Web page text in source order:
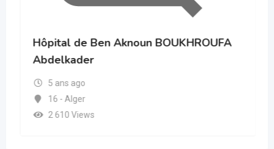
Hôpital de Ben Aknoun BOUKHROUFA
Abdelkader
5 ans ago
16 - Alger
2 610 Views